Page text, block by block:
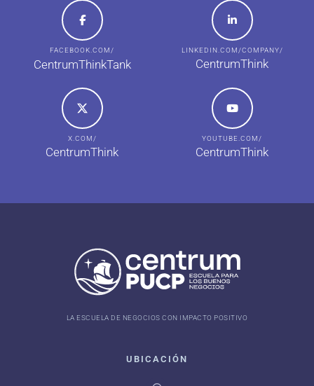
FACEBOOK.COM/
CentrumThinkTank
LINKEDIN.COM/COMPANY/
CentrumThink
X.COM/
CentrumThink
YOUTUBE.COM/
CentrumThink
LA ESCUELA DE NEGOCIOS CON IMPACTO POSITIVO
UBICACIÓN